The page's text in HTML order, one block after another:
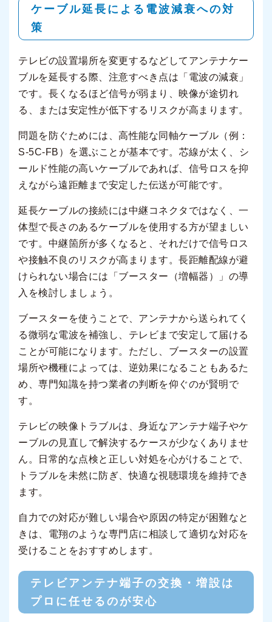
ケーブル延長による電波減衰への対
策
テレビの設置場所を変更するなどしてアンテナケー
ブルを延長する際、注意すべき点は「電波の減衰」
です。長くなるほど信号が弱まり、映像が途切れ
る、または安定性が低下するリスクが高まります。
問題を防ぐためには、高性能な同軸ケーブル（例：
S-5C-FB）を選ぶことが基本です。芯線が太く、シ
ールド性能の高いケーブルであれば、信号ロスを抑
えながら遠距離まで安定した伝送が可能です。
延長ケーブルの接続には中継コネクタではなく、一
体型で長さのあるケーブルを使用する方が望ましい
です。中継箇所が多くなると、それだけで信号ロス
や接触不良のリスクが高まります。長距離配線が避
けられない場合には「ブースター（増幅器）」の導
入を検討しましょう。
ブースターを使うことで、アンテナから送られてく
る微弱な電波を補強し、テレビまで安定して届ける
ことが可能になります。ただし、ブースターの設置
場所や機種によっては、逆効果になることもあるた
め、専門知識を持つ業者の判断を仰ぐのが賢明で
す。
テレビの映像トラブルは、身近なアンテナ端子やケ
ーブルの見直しで解決するケースが少なくありませ
ん。日常的な点検と正しい対処を心がけることで、
トラブルを未然に防ぎ、快適な視聴環境を維持でき
ます。
自力での対応が難しい場合や原因の特定が困難なと
きは、電翔のような専門店に相談して適切な対応を
受けることをおすすめします。
テレビアンテナ端子の交換・増設は
プロに任せるのが安心